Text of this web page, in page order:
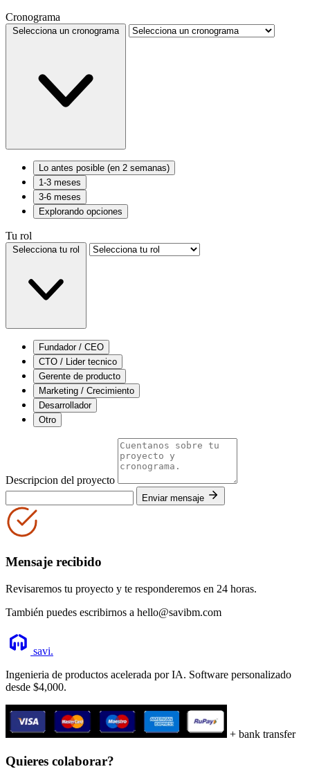
Cronograma
Selecciona un cronograma
Lo antes posible (en 2 semanas)
1-3 meses
3-6 meses
Explorando opciones
Tu rol
Selecciona tu rol
Fundador / CEO
CTO / Lider tecnico
Gerente de producto
Marketing / Crecimiento
Desarrollador
Otro
Descripcion del proyecto
Enviar mensaje
Mensaje recibido
Revisaremos tu proyecto y te responderemos en 24 horas.
También puedes escribirnos a hello@savibm.com
savi.
Ingenieria de productos acelerada por IA. Software personalizado
desde $4,000.
+ bank transfer
Quieres colaborar?